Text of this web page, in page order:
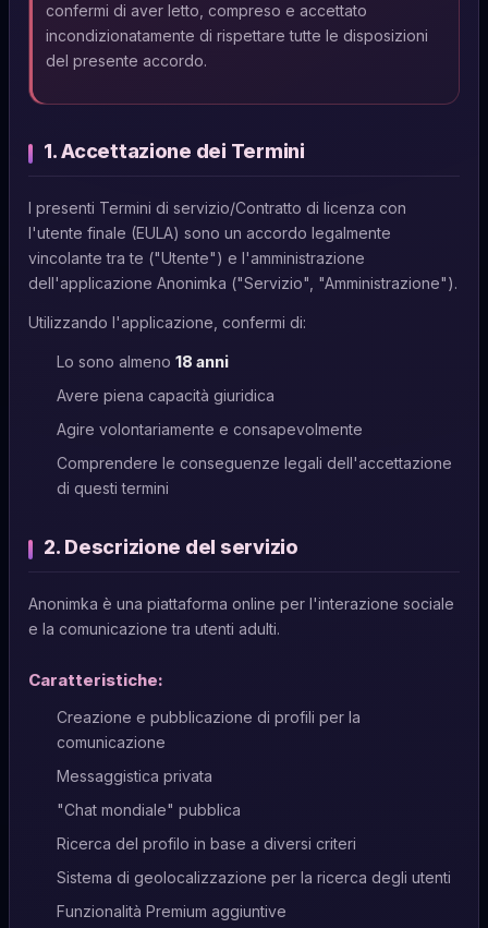
confermi di aver letto, compreso e accettato
incondizionatamente di rispettare tutte le disposizioni
del presente accordo.
1. Accettazione dei Termini
I presenti Termini di servizio/Contratto di licenza con
l'utente finale (EULA) sono un accordo legalmente
vincolante tra te ("Utente") e l'amministrazione
dell'applicazione Anonimka ("Servizio", "Amministrazione").
Utilizzando l'applicazione, confermi di:
Lo sono almeno 18 anni
Avere piena capacità giuridica
Agire volontariamente e consapevolmente
Comprendere le conseguenze legali dell'accettazione
di questi termini
2. Descrizione del servizio
Anonimka è una piattaforma online per l'interazione sociale
e la comunicazione tra utenti adulti.
Caratteristiche:
Creazione e pubblicazione di profili per la
comunicazione
Messaggistica privata
"Chat mondiale" pubblica
Ricerca del profilo in base a diversi criteri
Sistema di geolocalizzazione per la ricerca degli utenti
Funzionalità Premium aggiuntive